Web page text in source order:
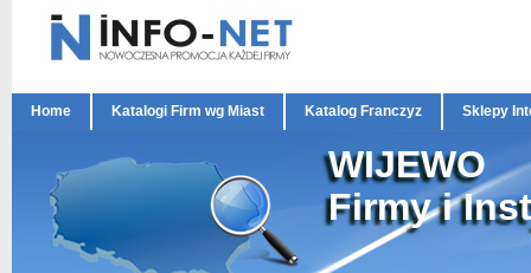
Home Katalogi Firm wg Miast Katalog Franczyz Sklepy
WIJEWO
Firmy i